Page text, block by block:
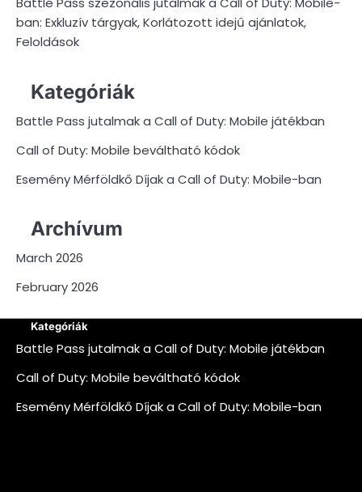
ban: Exkluzív tárgyak, Korlátozott idejű ajánlatok,
Feloldások
Kategóriák
Battle Pass jutalmak a Call of Duty: Mobile játékban
Call of Duty: Mobile beváltható kódok
Esemény Mérföldkő Díjak a Call of Duty: Mobile-ban
Archívum
March 2026
February 2026
Kategóriák
Battle Pass jutalmak a Call of Duty: Mobile játékban
Call of Duty: Mobile beváltható kódok
Esemény Mérföldkő Díjak a Call of Duty: Mobile-ban